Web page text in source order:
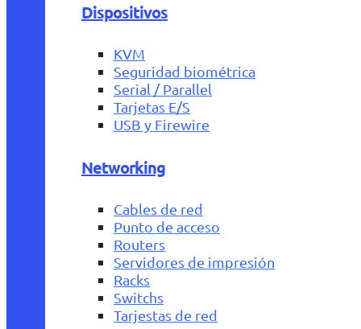
Dispositivos
KVM
Seguridad biométrica
Serial / Parallel
Tarjetas E/S
USB y Firewire
Networking
Cables de red
Punto de acceso
Routers
Servidores de impresión
Racks
Switchs
Tarjestas de red